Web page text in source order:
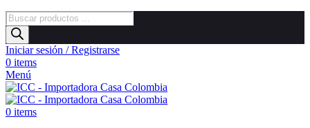
Búsqueda
de
productos
Iniciar sesión / Registrarse
0 items
Menú
0 items